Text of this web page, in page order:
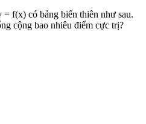
= f(x) có bảng biến thiên như sau.
cộng bao nhiêu điểm cực trị?